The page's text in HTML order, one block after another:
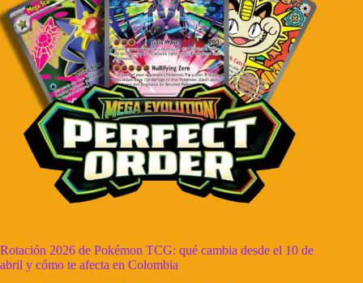
Rotación 2026 de Pokémon TCG: qué cambia desde el 10 de
abril y cómo te afecta en Colombia